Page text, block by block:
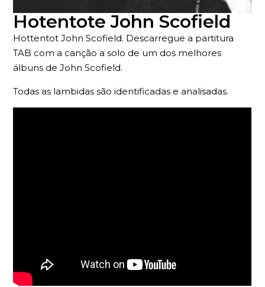
Hotentote John Scofield
Hottentot John Scofield. Descarregue a partitura
TAB com a canção a solo de um dos melhores
álbuns de John Scofield.
Todas as lambidas são identificadas e analisadas.